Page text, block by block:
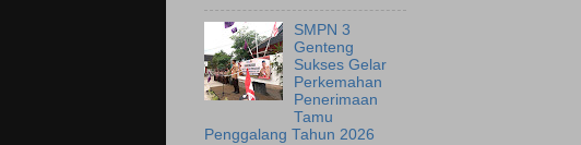
SMPN 3
Genteng
Sukses Gelar
Perkemahan
Penerimaan
Tamu
Penggalang Tahun 2026